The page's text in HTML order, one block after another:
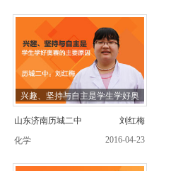
兴趣、坚持与自主是学生学好奥
山东济南历城二中
刘红梅
化学
2016-04-23